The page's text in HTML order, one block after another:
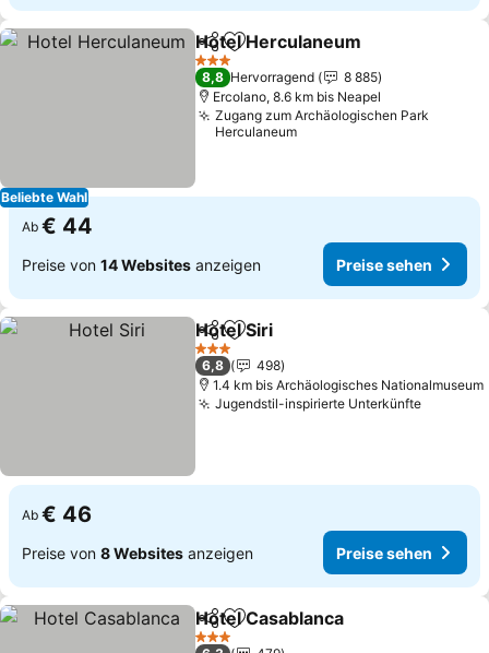
Beliebte Wahl
TeilenZu Favoriten hinzufügen
Hotel Herculaneum
3 Sterne
8,8 Hervorragend
8 885
Ercolano, 8.6 km bis Neapel
Zugang zum Archäologischen Park
Herculaneum
Ab € 44
Preise von 14 Websites anzeigen Preise sehen
TeilenZu Favoriten hinzufügen
Hotel Siri
3 Sterne
6,8
498
1.4 km bis Archäologisches Nationalmuseum
Jugendstil-inspirierte Unterkünfte
Ab € 46
Preise von 8 Websites anzeigen Preise sehen
TeilenZu Favoriten hinzufügen
Hotel Casablanca
3 Sterne